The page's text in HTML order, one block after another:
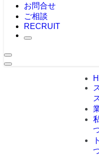
お問合せ
ご相談
RECRUIT